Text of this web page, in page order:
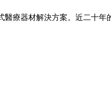
醫療器材解決方案。近二十